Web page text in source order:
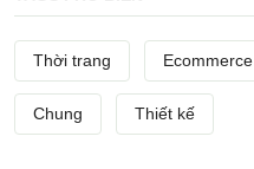
Thời trang Ecommerce
Chung Thiết kế